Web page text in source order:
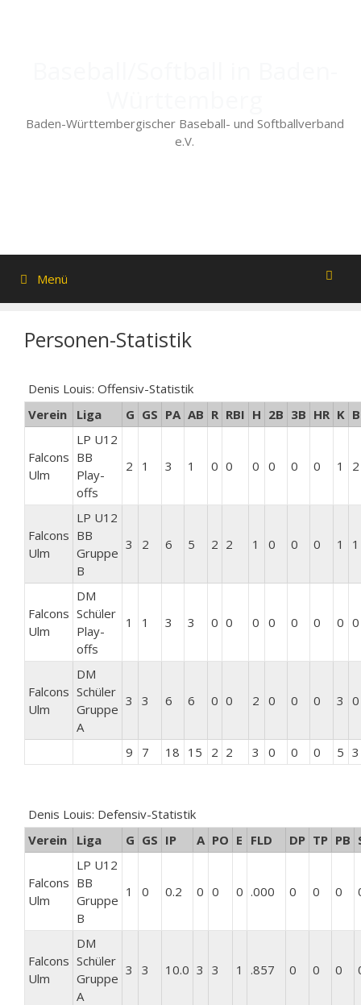
Baden-Württembergischer Baseball- und Softballverband
e.V.
Menü
Personen-Statistik
Denis Louis: Offensiv-Statistik
Verein
Liga G GS PA AB R RBI H 2B 3B HR K
Falcons
Ulm
LP U12
BB
Play-
offs
2 1 3 1 0 0 0 0 0 0 1 2
Falcons
Ulm
LP U12
BB
Gruppe
B
3 2 6 5 2 2 1 0 0 0 1 1
Falcons
Ulm
DM
Schüler
Play-
offs
1 1 3 3 0 0 0 0 0 0 0 0
Falcons
Ulm
DM
Schüler
Gruppe
A
3 3 6 6 0 0 2 0 0 0 3 0
9 7 18 15 2 2 3 0 0 0 5 3
Denis Louis: Defensiv-Statistik
Verein
Liga G GS IP A PO E FLD DP TP PB
Falcons
Ulm
LP U12
BB
Gruppe
B
1 0 0.2 0 0 0 .000 0 0 0
Falcons
Ulm
DM
Schüler
Gruppe
A
3 3 10.0 3 3 1 .857 0 0 0